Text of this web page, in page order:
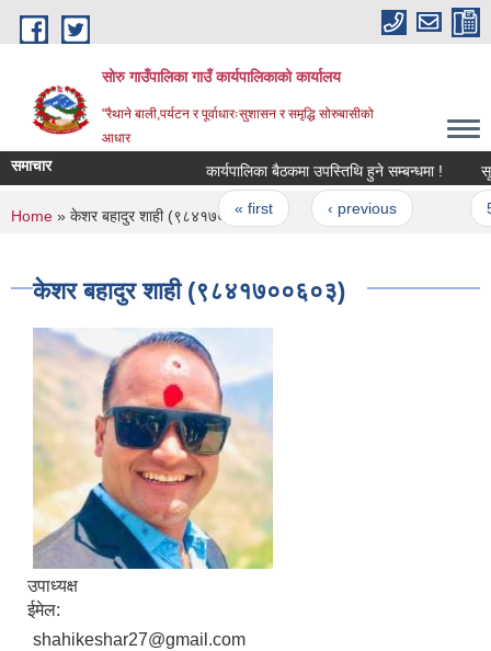
Skip to main content
सोरु गाउँपालिका गाउँ कार्यपालिकाको कार्यालय
"रैथाने बाली,पर्यटन र पूर्वाधारःसुशासन र समृद्धि सोरुबासीको
आधार
समाचार कार्यपालिका बैठकमा उपस्तिथि हुने सम्बन्धमा !
Pages
« first ‹ previous
You are here
Home » केशर बहादुर शाही (९८४१७००६०३)
केशर बहादुर शाही (९८४१७००६०३)
उपाध्यक्ष
ईमेल:
shahikeshar27@gmail.com